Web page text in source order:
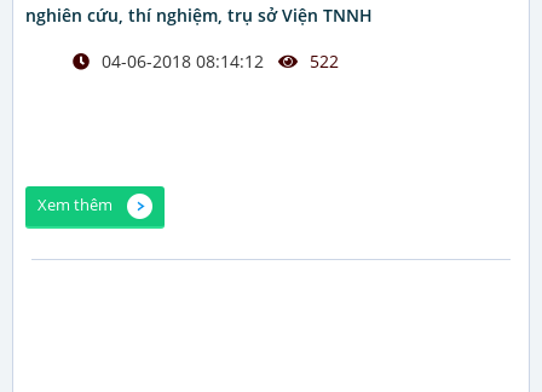
nghiên cứu, thí nghiệm, trụ sở Viện TNNH
04-06-2018 08:14:12
522
Xem thêm